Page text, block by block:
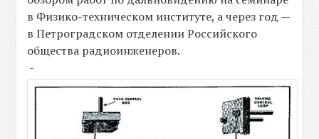
в Физико-техническом институте, а через год —
в Петроградском отделении Российского
общества радиоинженеров.
-